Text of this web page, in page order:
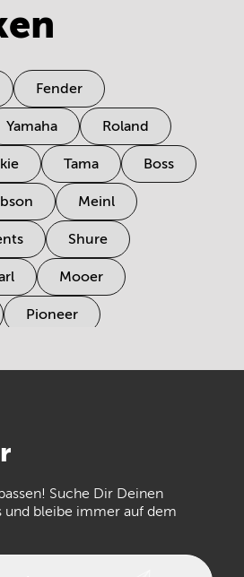
Fender
Yamaha Roland
Tama Boss
Meinl
Shure
Mooer
Pioneer
Epiphone
Suche Dir Deinen
und bleibe immer auf dem